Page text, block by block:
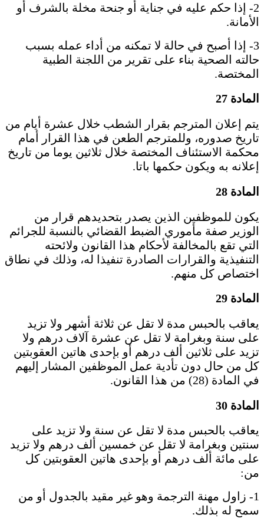
2- إذا حكم عليه في جناية أو جنحة مخلة بالشرف أو
الأمانة.
3- إذا أصبح في حالة لا تمكنه من أداء عمله بسبب
حالته الصحية بناء على تقرير من اللجنة الطبية
المختصة.
المادة 27
يتم إعلان المترجم بقرار الشطب خلال عشرة أيام من
تاريخ صدوره، وللمترجم الطعن في هذا القرار أمام
محكمة الاستئناف المختصة خلال ثلاثين يوما من تاريخ
إعلانه به ويكون حكمها باتا.
المادة 28
يكون للموظفين الذين يصدر بتحديدهم قرار من
الوزير صفة مأموري الضبط القضائي بالنسبة للجرائم
التي تقع بالمخالفة لأحكام هذا القانون ولائحته
التنفيذية والقرارات الصادرة تنفيذا له، وذلك في نطاق
اختصاص كل منهم.
المادة 29
يعاقب بالحبس مدة لا تقل عن ثلاثة أشهر ولا تزيد
على سنة وبغرامة لا تقل عن عشرة آلاف درهم ولا
تزيد على ثلاثين ألف درهم أو بإحدى هاتين العقوبتين
كل من حال دون تأدية عمل الموظفين المشار إليهم
في المادة (28) من هذا القانون.
المادة 30
يعاقب بالحبس مدة لا تقل عن سنة ولا تزيد على
سنتين وبغرامة لا تقل عن خمسين ألف درهم ولا تزيد
على مائة ألف درهم أو بإحدى هاتين العقوبتين كل
من:
1- زاول مهنة الترجمة وهو غير مقيد بالجدول أو من
سمح له بذلك.